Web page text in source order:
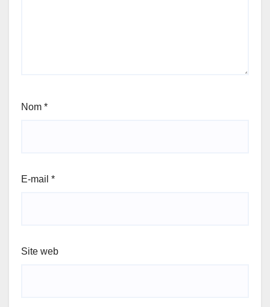
Nom *
E-mail *
Site web